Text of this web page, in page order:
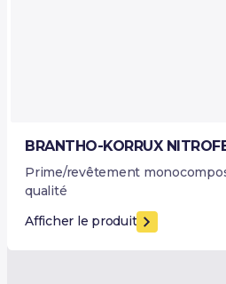
BRANTHO-KORRUX
Prime/revêtement
qualité
Afficher le produit